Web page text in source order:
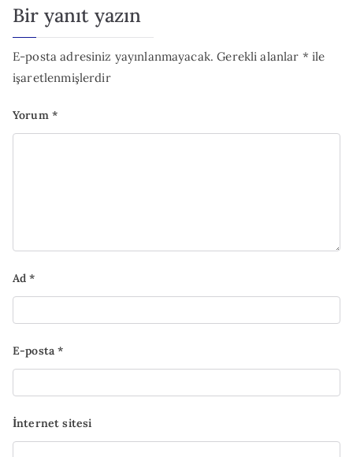
Bir yanıt yazın
E-posta adresiniz yayınlanmayacak. Gerekli alanlar * ile
işaretlenmişlerdir
Yorum *
Ad*
E-posta*
İnternet sitesi